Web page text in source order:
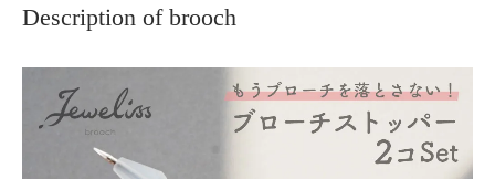
Description of brooch